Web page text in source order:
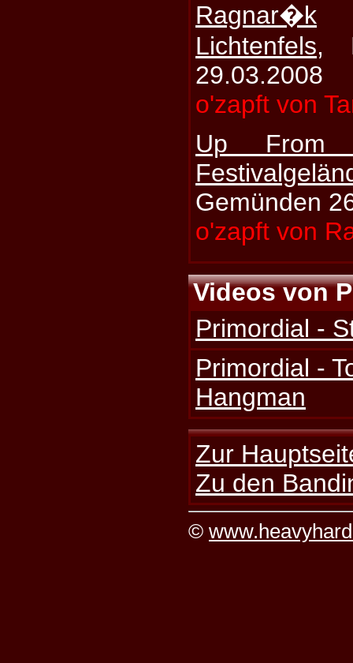
Ragnar�k
Lichtenfels,
29.03.2008
o'zapft von
Up From
Gemünden
o'zapft von
Videos von
Primordial -
Primordial -
Hangman
Zur
Zu den
©